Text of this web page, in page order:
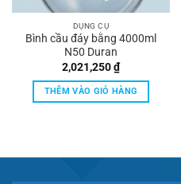
DỤNG CỤ
Bình cầu đáy bằng 4000ml
N50 Duran
2,021,250₫
THÊM VÀO GIỎ HÀNG